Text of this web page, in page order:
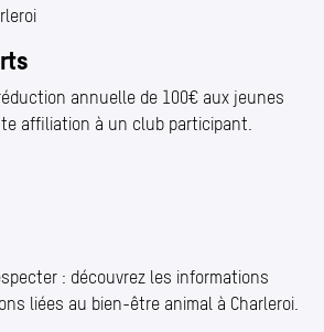
annuelle de 100€ aux jeunes
affiliation à un club participant.
: découvrez les informations
liées au bien-être animal à Charleroi.